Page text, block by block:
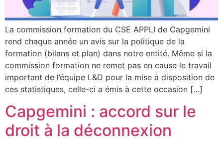
La commission formation du CSE APPLI de Capgemini
rend chaque année un avis sur la politique de la
formation (bilans et plan) dans notre entité. Même si la
commission formation ne remet pas en cause le travail
important de l’équipe L&D pour la mise à disposition de
ces statistiques, celle-ci a émis à cette occasion […]
Capgemini : accord sur le
droit à la déconnexion